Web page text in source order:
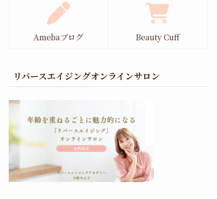
Amebaブログ Beauty Cuff
リバースエイジングオンラインサロン